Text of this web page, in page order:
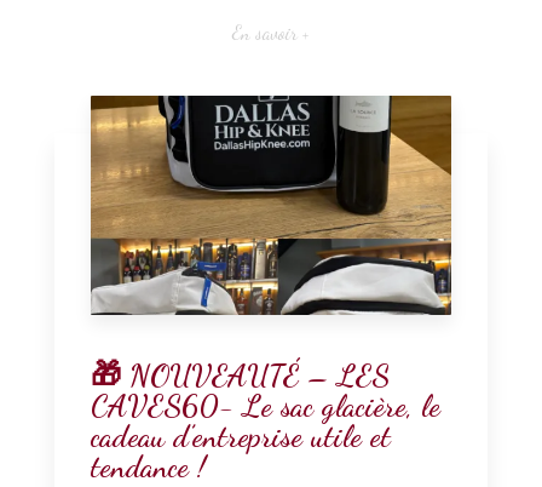
En savoir +
🎁 NOUVEAUTÉ – LES
CAVES60- Le sac glacière, le
cadeau d’entreprise utile et
tendance !